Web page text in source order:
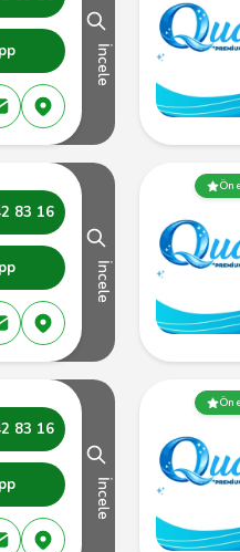
İncele
83 16
İncele
83 16
İncele